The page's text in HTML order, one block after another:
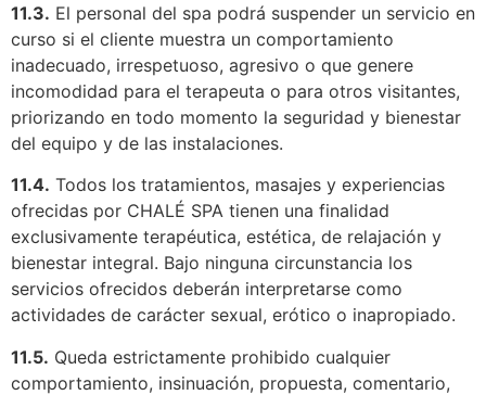
11.3. El personal del spa podrá suspender un servicio en
curso si el cliente muestra un comportamiento
inadecuado, irrespetuoso, agresivo o que genere
incomodidad para el terapeuta o para otros visitantes,
priorizando en todo momento la seguridad y bienestar
del equipo y de las instalaciones.
11.4. Todos los tratamientos, masajes y experiencias
ofrecidas por CHALÉ SPA tienen una finalidad
exclusivamente terapéutica, estética, de relajación y
bienestar integral. Bajo ninguna circunstancia los
servicios ofrecidos deberán interpretarse como
actividades de carácter sexual, erótico o inapropiado.
11.5. Queda estrictamente prohibido cualquier
comportamiento, insinuación, propuesta, comentario,